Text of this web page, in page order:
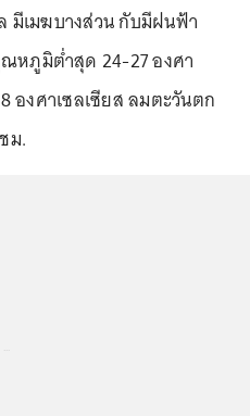
เมฆบางส่วน กับมีฝนฟ้า
หภูมิต่ำสุด 24-27 องศา
องศาเซลเซียส ลมตะวันตก
ม.